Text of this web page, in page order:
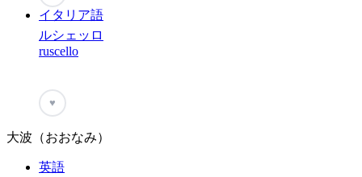
イタリア語
ルシェッロ
ruscello
♥
大波（おおなみ）
英語